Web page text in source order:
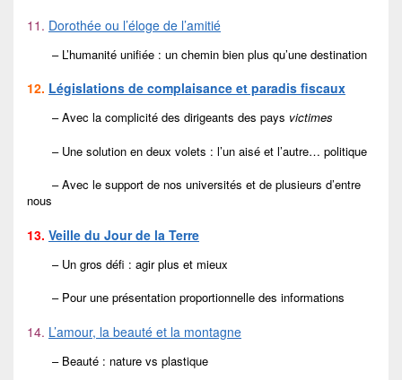
11. Dorothée ou l’éloge de l’amitié
– L’humanité unifiée : un chemin bien plus qu’une destination
12. Législations de complaisance et paradis fiscaux
– Avec la complicité des dirigeants des pays victimes
– Une solution en deux volets : l’un aisé et l’autre… politique
– Avec le support de nos universités et de plusieurs d’entre
nous
13. Veille du Jour de la Terre
– Un gros défi : agir plus et mieux
– Pour une présentation proportionnelle des informations
14. L’amour, la beauté et la montagne
– Beauté : nature vs plastique